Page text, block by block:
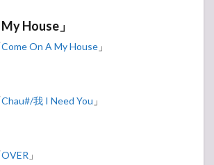
House」
Come On A My House 」
Chau#/我 I Need You 」
OVER 」